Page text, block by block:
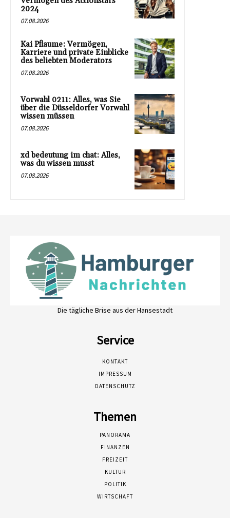
2024
07.08.2026
Kai Pflaume: Vermögen,
Karriere und private Einblicke
des beliebten Moderators
07.08.2026
Vorwahl 0211: Alles, was Sie
über die Düsseldorfer Vorwahl
wissen müssen
07.08.2026
xd bedeutung im chat: Alles,
was du wissen musst
07.08.2026
Die tägliche Brise aus der Hansestadt
Service
KONTAKT
IMPRESSUM
DATENSCHUTZ
Themen
PANORAMA
FINANZEN
FREIZEIT
KULTUR
POLITIK
WIRTSCHAFT